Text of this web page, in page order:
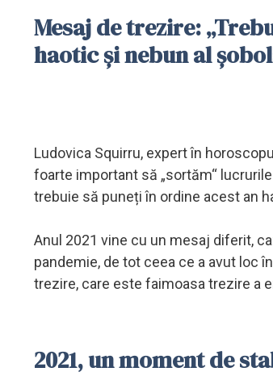
Mesaj de trezire:
haotic și nebun al
Ludovica Squirru, expert în
foarte important să „sortăm“
trebuie să puneți în ordine acest an
Anul 2021 vine cu un mesaj diferit,
pandemie, de tot ceea ce a avut loc
trezire, care este faimoasa trezire a
2021, un moment de